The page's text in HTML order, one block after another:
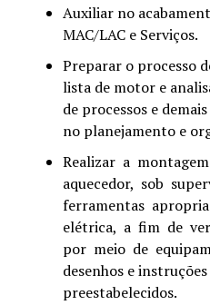
Auxiliar no
MAC/LAC e Serviços.
Preparar o processo
lista de motor e
de processos e
no planejamento e
Realizar a
aquecedor, sob
ferramentas
elétrica, a fim de
por meio de
desenhos e
preestabelecidos.